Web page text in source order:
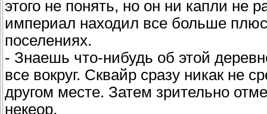
этого не понять, но он ни капли не
империал находил все больше
поселениях.
- Знаешь что-нибудь об этой
все вокруг. Сквайр сразу никак не
другом месте. Затем зрительно
некеор.